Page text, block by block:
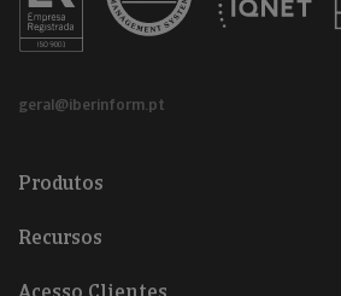
geral@iberinform.pt
Produtos
Recursos